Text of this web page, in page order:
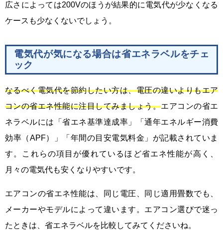
広さによっては200Vのほうが結果的に電気代が少なくなる
ケースも少なくないでしょう。
電気代が気になる場合は省エネラベルをチェ
ック
なるべく電気代を節約したい方は、電圧の違いよりもエア
コンの省エネ性能に注目してみましょう。エアコンの省エ
ネラベルには「省エネ基準達成率」「通年エネルギー消費
効率（APF）」「年間の目安電気料金」が記載されていま
す。これらの項目が優れているほど省エネ性能が高く、
月々の電気代も安くなりやすいです。
エアコンの省エネ性能は、同じ電圧、同じ適用畳数でも、
メーカーやモデルによって違います。エアコン選びで迷っ
たときは、省エネラベルを比較してみてくださいね。